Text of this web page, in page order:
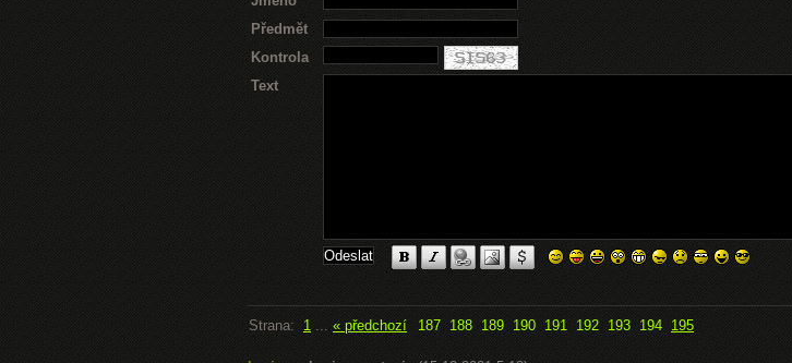
Předmět
Kontrola
Text
Strana: 1 ... « předchozí 187 188 189 190 191 192 193 194 195